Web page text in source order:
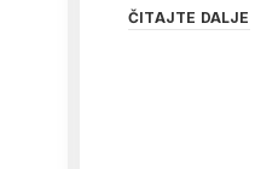
ČITAJTE DALJE